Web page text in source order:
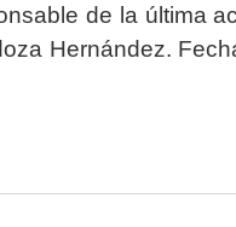
de la última
Hernández.